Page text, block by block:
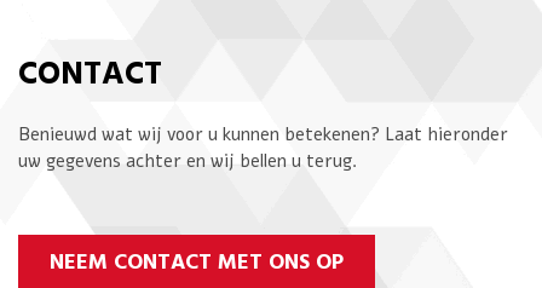
CONTACT
Benieuwd wat wij voor u kunnen betekenen? Laat hieronder
uw gegevens achter en wij bellen u terug.
NEEM CONTACT MET ONS OP